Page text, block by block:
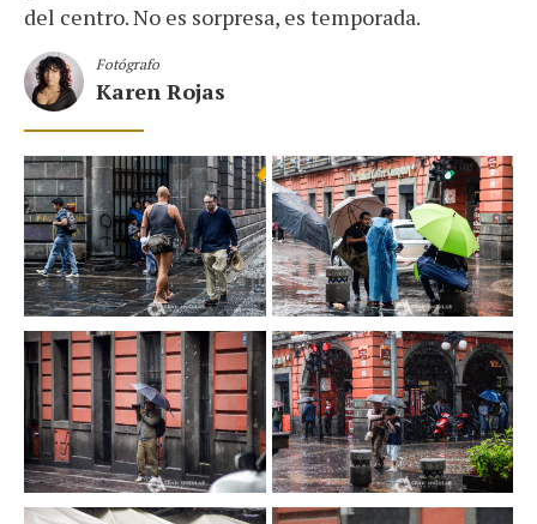
del centro. No es sorpresa, es temporada.
Fotógrafo
Karen Rojas